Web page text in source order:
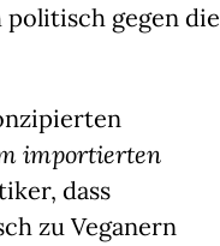
gegen die
importierten
dass
zu Veganern